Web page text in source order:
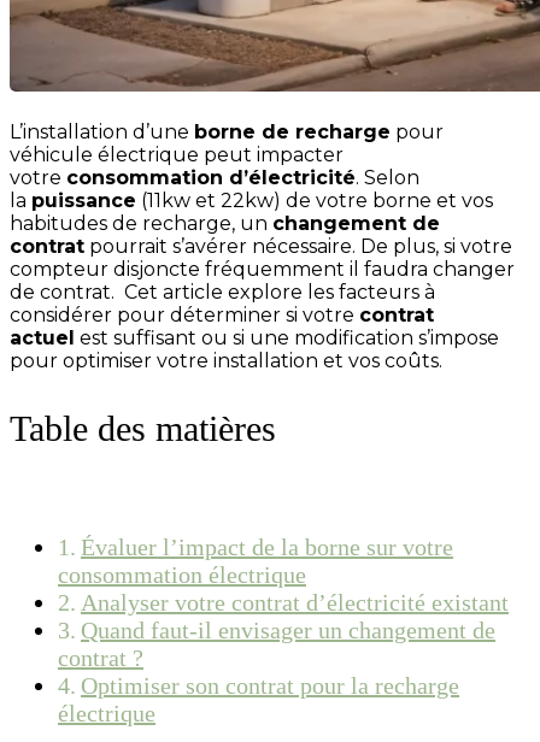
L’installation d’une borne de recharge pour
véhicule électrique peut impacter
votre consommation d’électricité. Selon
la puissance (11kw et 22kw) de votre borne et vos
habitudes de recharge, un changement de
contrat pourrait s’avérer nécessaire. De plus, si votre
compteur disjoncte fréquemment il faudra changer
de contrat. Cet article explore les facteurs à
considérer pour déterminer si votre contrat
actuel est suffisant ou si une modification s’impose
pour optimiser votre installation et vos coûts.
Table des matières
Évaluer l’impact de la borne sur votre
consommation électrique
Analyser votre contrat d’électricité existant
Quand faut-il envisager un changement de
contrat ?
Optimiser son contrat pour la recharge
électrique